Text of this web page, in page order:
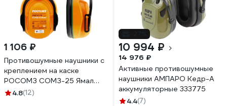
1 106 ₽
Противошумные наушники с
креплением на каске
РОСОМЗ СОМЗ-25 Ямал
60254
4.8(12)
10 994 ₽
14 976 ₽
Активные противошумные
наушники АМПАРО Кедр-А
аккумуляторные 333775
4.4(7)